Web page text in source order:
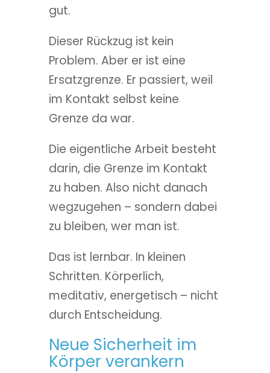
gut.
Dieser Rückzug ist kein
Problem. Aber er ist eine
Ersatzgrenze. Er passiert, weil
im Kontakt selbst keine
Grenze da war.
Die eigentliche Arbeit besteht
darin, die Grenze im Kontakt
zu haben. Also nicht danach
wegzugehen – sondern dabei
zu bleiben, wer man ist.
Das ist lernbar. In kleinen
Schritten. Körperlich,
meditativ, energetisch – nicht
durch Entscheidung.
Neue Sicherheit im
Körper verankern